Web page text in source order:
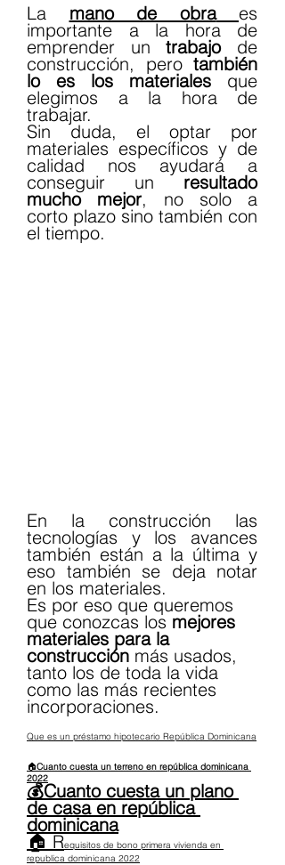
La mano de obra es
importante a la hora de
emprender un trabajo de
construcción, pero también
lo es los materiales que
elegimos a la hora de
trabajar.
Sin duda, el optar por
materiales específicos y de
calidad nos ayudará a
conseguir un resultado
mucho mejor, no solo a
corto plazo sino también con
el tiempo.
En la construcción las
tecnologías y los avances
también están a la última y
eso también se deja notar
en los materiales.
Es por eso que queremos
que conozcas los mejores
materiales para la
construcción más usados,
tanto los de toda la vida
como las más recientes
incorporaciones.
Que es un préstamo hipotecario República Dominicana
🏠Cuanto cuesta un terreno en república dominicana
2022
💰Cuanto cuesta un plano
de casa en república
dominicana
🏠 Requisitos de bono primera vivienda en
republica dominicana 2022